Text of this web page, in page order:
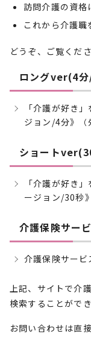
訪問介護の資
これから介護
どうぞ、ご覧くださ
ロングver(4
「介護が好き
ジョン/4分》
ショート
「介護が好き
ージョン/30秒》
介護保険サー
介護保険サービ
上記、サイトで介
検索することができ
お問い合わせは直